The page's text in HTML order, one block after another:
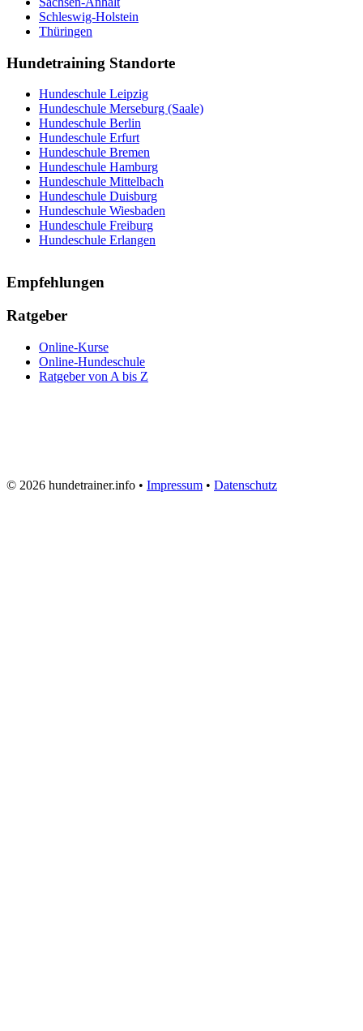
Schleswig-Holstein
Thüringen
Hundetraining Standorte
Hundeschule Leipzig
Hundeschule Merseburg (Saale)
Hundeschule Berlin
Hundeschule Erfurt
Hundeschule Bremen
Hundeschule Hamburg
Hundeschule Mittelbach
Hundeschule Duisburg
Hundeschule Wiesbaden
Hundeschule Freiburg
Hundeschule Erlangen
Empfehlungen
Ratgeber
Online-Kurse
Online-Hundeschule
Ratgeber von A bis Z
© 2026 hundetrainer.info • Impressum • Datenschutz